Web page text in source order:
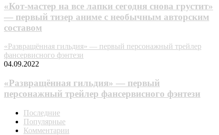
«Кот-мастер на все лапки сегодня снова грустит»
— первый тизер аниме с необычным авторским
составом
«Развращённая гильдия» — первый персонажный трейлер
фансервисного фэнтези
04.09.2022
«Развращённая гильдия» — первый
персонажный трейлер фансервисного фэнтези
Последние
Популярные
Комментарии